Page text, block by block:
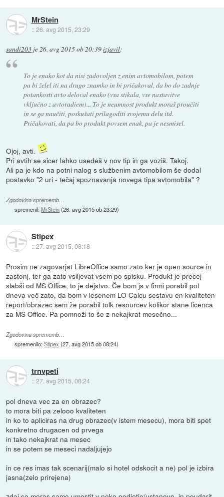
MrStein
::26. avg 2015, 23:29
sandi203 je26. avg 2015 ob 20:39izjavil:
To je enako kot da nisi zadovoljen z enim avtomobilom, potem
pa bi želel iti na drugo znamko in bi pričakoval, da bo do zadnje
potankosti avto deloval enako (vsa stikala, vse nastavitve
vključno z avtoradiem)... To je neumnost produkt moraš proučiti
in se ga naučiti, poskušati prilagoditi svojemu delu itd.
Pričakovati, da pa bo produkt povsem enak, pa je nesmisel.
Ojoj, avti.
Pri avtih se sicer lahko usedeš v nov tip in ga voziš. Takoj.
Ali pa je kdo na potni nalog s službenim avtomobilom še dodal
postavko "2 uri - tečaj spoznavanja novega tipa avtomobila" ?
Zgodovina sprememb…
spremenil:MrStein(26. avg 2015 ob 23:29)
Stipex
::27. avg 2015, 08:18
Prosim ne zagovarjat LibreOffice samo zato ker je open source in
zastonj, ter ga zato vsiljevat vsem po spisku. Produkt je precej
slabši od MS Office, to je dejstvo. Če bom js v firmi porabil pol
dneva več zato, da bom v lesenem LO Calcu sestavu en kvaliteten
report/obrazec sem že porabil tolk resourcev kolikor stane licenca
za MS Office. Pa pomnoži to še z nekajkrat mesečno...
Zgodovina sprememb…
spremenilo:Stipex (27. avg 2015 ob 08:24)
trnvpeti
::27. avg 2015, 08:24
pol dneva vec za en obrazec?
to mora biti pa zelooo kvaliteten
in ko to apliciras na drug obrazec(v istem mesecu), mora biti spet
konkretno drugacen od prvega
in tako nekajkrat na mesec
in se potem se meseci nadaljujejo
in ce res imas tak scenarij(malo si hotel odskocit a ne) pol je izbira
jasna(zelo prirejena)